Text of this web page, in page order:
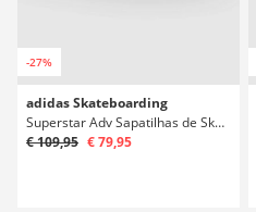
-27%
adidas Skateboarding
Superstar Adv Sapatilhas de Skate
€ 109,95 € 79,95